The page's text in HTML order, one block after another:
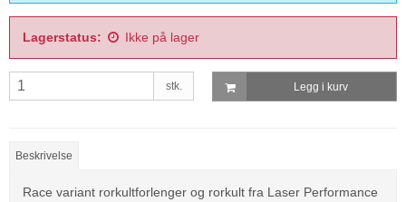
Lagerstatus: Ikke på lager
stk. Legg i kurv
Beskrivelse
Race variant rorkultforlenger og rorkult fra Laser Performance